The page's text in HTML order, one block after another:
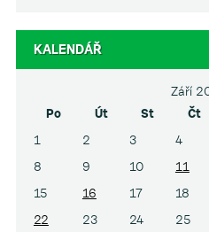
KALENDÁŘ
Září
Po
Út St Čt
1
2 3 4
8
9 10 11
15
16 17 18
22
23 24 25